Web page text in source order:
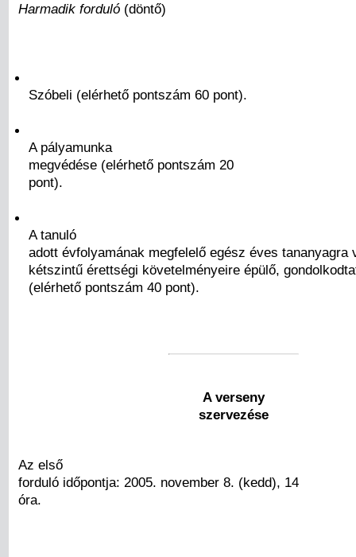
Harmadik forduló (döntő)
Szóbeli (elérhető pontszám 60 pont).
A pályamunka
megvédése (elérhető pontszám 20
pont).
A tanuló
adott évfolyamának megfelelő egész éves tananyagra
kétszintű érettségi követelményeire épülő,
(elérhető pontszám 40 pont).
A verseny
szervezése
Az első
forduló időpontja: 2005. november 8. (kedd), 14
óra.